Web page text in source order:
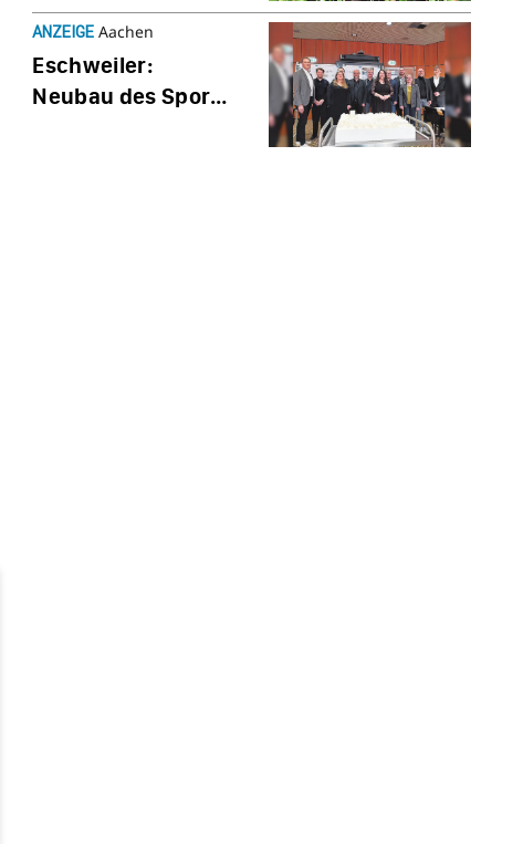
ANZEIGE Aachen
Esch­weiler:
Neubau des Sport­